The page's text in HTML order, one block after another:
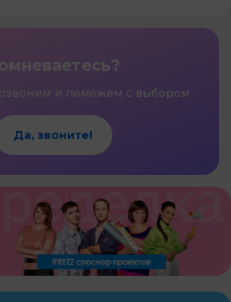
и поможем с выбором
Да, звоните!